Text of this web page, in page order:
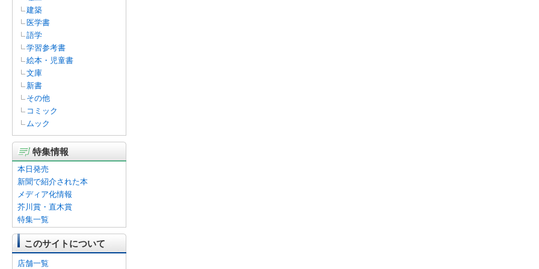
建築
医学書
語学
学習参考書
絵本・児童書
文庫
新書
その他
コミック
ムック
特集情報
本日発売
新聞で紹介された本
メディア化情報
芥川賞・直木賞
特集一覧
このサイトについて
店舗一覧